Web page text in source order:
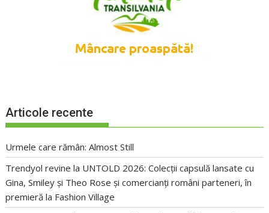
Articole recente
Urmele care rămân: Almost Still
Trendyol revine la UNTOLD 2026: Colecții capsulă lansate cu
Gina, Smiley și Theo Rose și comercianți români parteneri, în
premieră la Fashion Village